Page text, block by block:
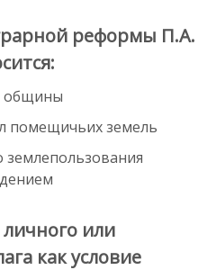
реформы П.А.
общины
помещичьих земель
или
как условие